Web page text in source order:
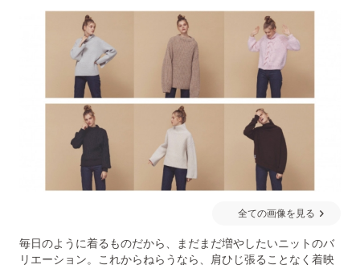
全ての画像を見る
毎日のように着るものだから、まだまだ増やしたいニットのバ
リエーション。これからねらうなら、肩ひじ張ることなく着映